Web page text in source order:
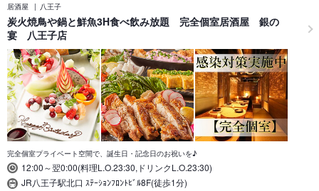
居酒屋 八王子
炭火焼鳥や鍋と鮮魚3H食べ飲み放題 完全個室居酒屋 銀の
宴 八王子店
完全個室プライベート空間で、誕生日・記念日のお祝いを♪
12:00～翌0:00(料理L.O.23:30,ドリンクL.O.23:30)
JR八王子駅北口 ｽﾃｰｼｮﾝﾌﾛﾝﾄﾋﾞﾙ8F(徒歩1分)